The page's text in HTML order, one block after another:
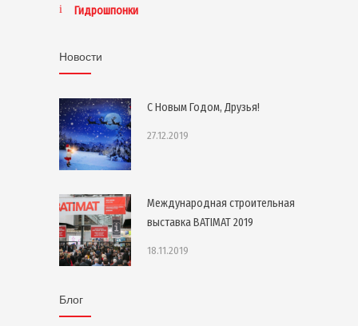
Гидрошпонки
Новости
С Новым Годом, Друзья!
27.12.2019
Международная строительная
выставка BATIMAT 2019
18.11.2019
Блог